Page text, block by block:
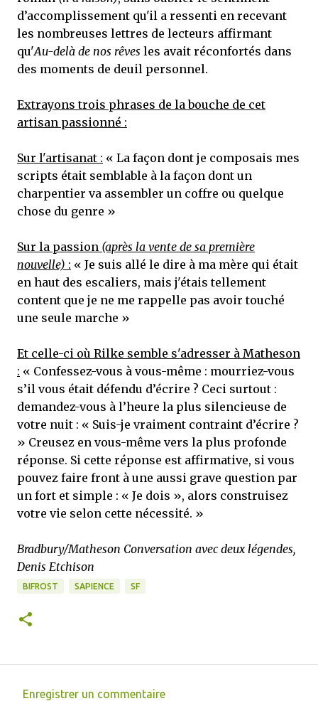
d’accomplissement qu'il a ressenti en recevant
les nombreuses lettres de lecteurs affirmant
qu'Au-delà de nos rêves les avait réconfortés dans
des moments de deuil personnel.
Extrayons trois phrases de la bouche de cet
artisan passionné :
Sur l'artisanat : « La façon dont je composais mes
scripts était semblable à la façon dont un
charpentier va assembler un coffre ou quelque
chose du genre »
Sur la passion (après la vente de sa première
nouvelle) : « Je suis allé le dire à ma mère qui était
en haut des escaliers, mais j'étais tellement
content que je ne me rappelle pas avoir touché
une seule marche »
Et celle-ci où Rilke semble s'adresser à Matheson
: « Confessez-vous à vous-même : mourriez-vous
s’il vous était défendu d’écrire ? Ceci surtout :
demandez-vous à l’heure la plus silencieuse de
votre nuit : « Suis-je vraiment contraint d’écrire ?
» Creusez en vous-même vers la plus profonde
réponse. Si cette réponse est affirmative, si vous
pouvez faire front à une aussi grave question par
un fort et simple : « Je dois », alors construisez
votre vie selon cette nécessité. »
Bradbury/Matheson Conversation avec deux légendes,
Denis Etchison
BIFROST SAPIENCE SF
Enregistrer un commentaire